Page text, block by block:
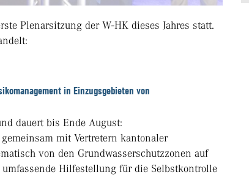
Plenarsitzung der W-HK dieses Jahres statt.
in Einzugsgebieten von
dauert bis Ende August:
mit Vertretern kantonaler
von den Grundwasserschutzzonen auf
Hilfestellung für die Selbstkontrolle